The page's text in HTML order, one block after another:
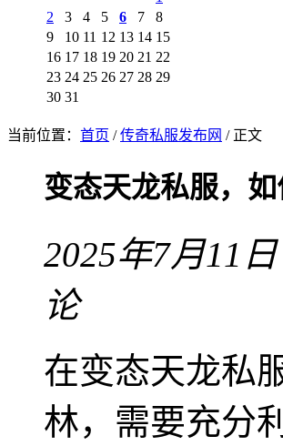
2
3 4 5 6 7
8
9
10 11 12 13 14 15
16 17 18 19 20 21 22
23 24 25 26 27 28 29
30 31
当前位置： 首页 /传奇私服发布网 / 正文
变态天龙私服，
2025年7月11日
论
在变态天龙私
林，需要充分